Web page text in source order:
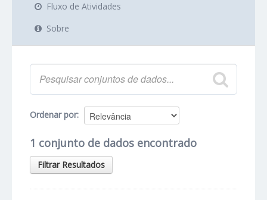
Fluxo de Atividades
Sobre
Ordenar por
1 conjunto de dados encontrado
Filtrar Resultados